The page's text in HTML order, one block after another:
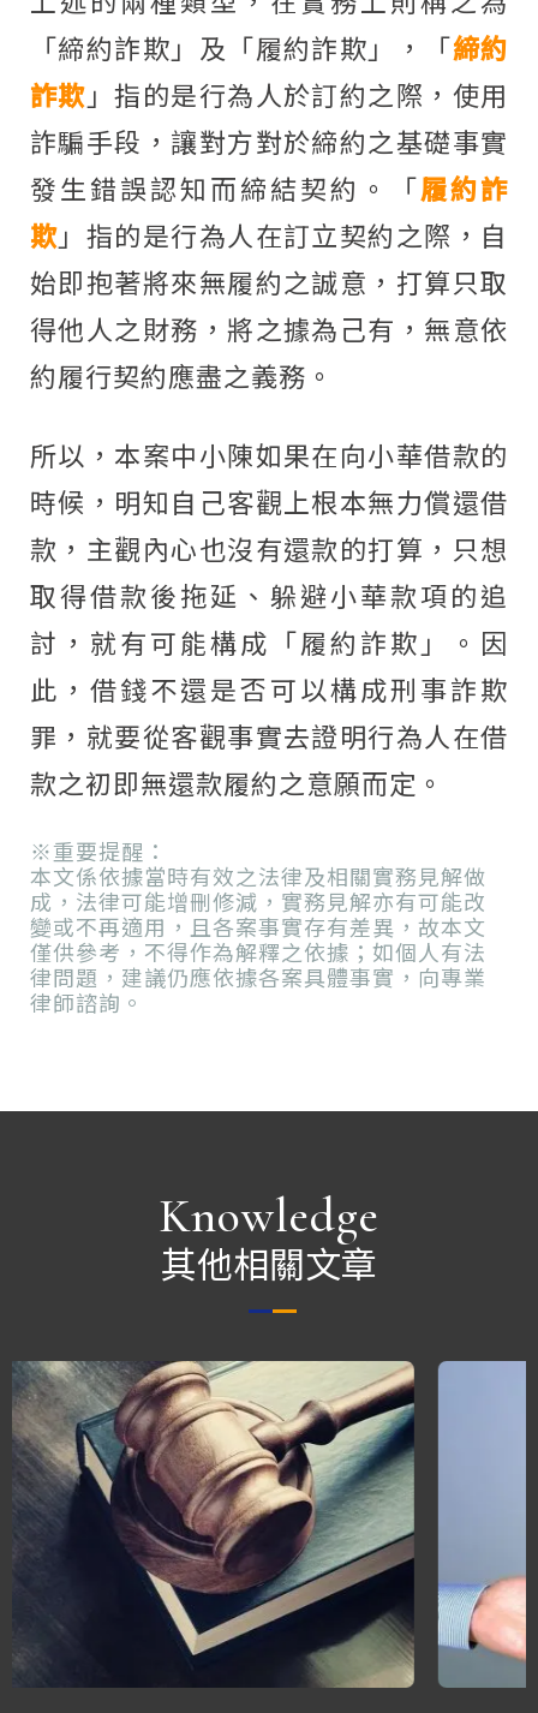
「締約詐欺」及「履約詐欺」，「締約
詐欺 」指的是行為人於訂約之際，使用
詐騙手段，讓對方對於締約之基礎事實
發生錯誤認知而締結契約。「履約詐
欺」指的是行為人在訂立契約之際，自
始即抱著將來無履約之誠意，打算只取
得他人之財務，將之據為己有，無意依
約履行契約應盡之義務。
所以，本案中小陳如果在向小華借款的
時候，明知自己客觀上根本無力償還借
款，主觀內心也沒有還款的打算，只想
取得借款後拖延、躲避小華款項的追
討，就有可能構成「履約詐欺」。因
此，借錢不還是否可以構成刑事詐欺
罪，就要從客觀事實去證明行為人在借
款之初即無還款履約之意願而定。
※重要提醒：
本文係依據當時有效之法律及相關實務見解做
成，法律可能增刪修減，實務見解亦有可能改
變或不再適用，且各案事實存有差異，故本文
僅供參考，不得作為解釋之依據；如個人有法
律問題，建議仍應依據各案具體事實，向專業
律師諮詢。
Knowledge
其他相關文章